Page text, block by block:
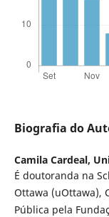
Biografia do
Camila Cardeal,
É doutoranda na
Ottawa (uOttawa),
Pública pela